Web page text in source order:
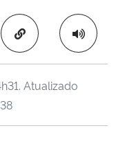
Copiar para área
. Atualizado